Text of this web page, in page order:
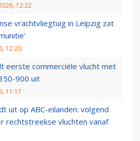
12:22
vrachtvliegtuig in Leipzig zat
12:20
eerste commerciële vlucht met
900 uit
11:17
uit op ABC-eilanden: volgend
rechtstreekse vluchten vanaf